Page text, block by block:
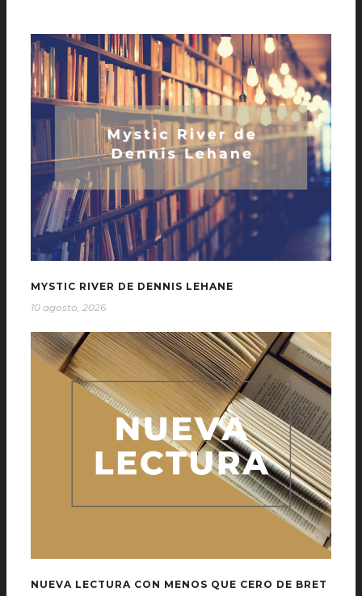
MYSTIC RIVER DE DENNIS LEHANE
10 agosto, 2026
NUEVA LECTURA CON MENOS QUE CERO DE BRET